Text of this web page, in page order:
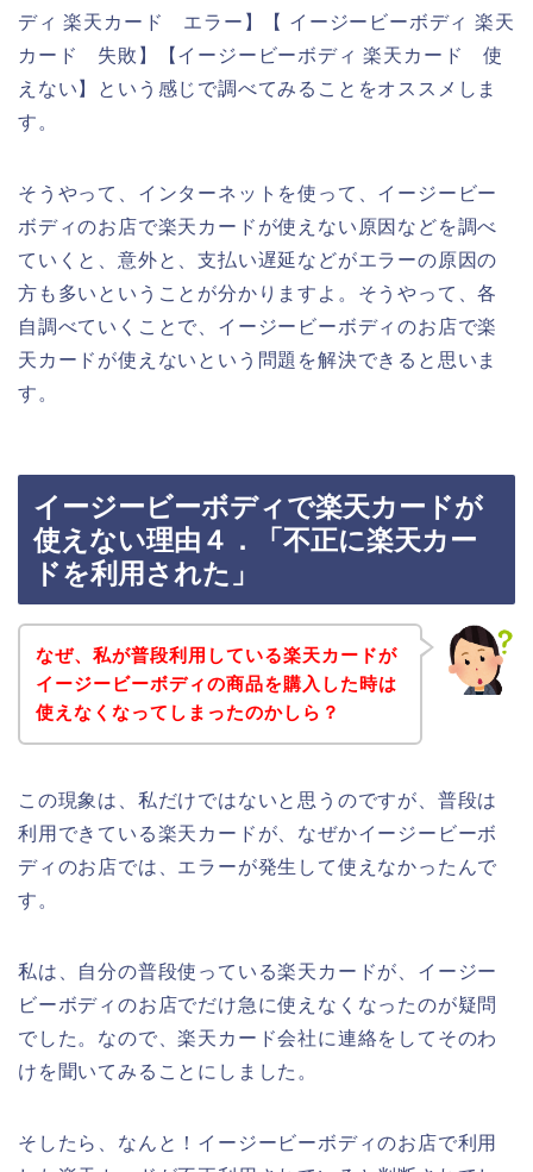
ディ 楽天カード エラー】【 イージービーボディ 楽天
カード 失敗】【イージービーボディ 楽天カード 使
えない】という感じで調べてみることをオススメしま
す。
そうやって、インターネットを使って、イージービー
ボディのお店で楽天カードが使えない原因などを調べ
ていくと、意外と、支払い遅延などがエラーの原因の
方も多いということが分かりますよ。そうやって、各
自調べていくことで、イージービーボディのお店で楽
天カードが使えないという問題を解決できると思いま
す。
イージービーボディで楽天カードが
使えない理由４．「不正に楽天カー
ドを利用された」
なぜ、私が普段利用している楽天カードが
イージービーボディの商品を購入した時は
使えなくなってしまったのかしら？
この現象は、私だけではないと思うのですが、普段は
利用できている楽天カードが、なぜかイージービーボ
ディのお店では、エラーが発生して使えなかったんで
す。
私は、自分の普段使っている楽天カードが、イージー
ビーボディのお店でだけ急に使えなくなったのが疑問
でした。なので、楽天カード会社に連絡をしてそのわ
けを聞いてみることにしました。
そしたら、なんと！イージービーボディのお店で利用